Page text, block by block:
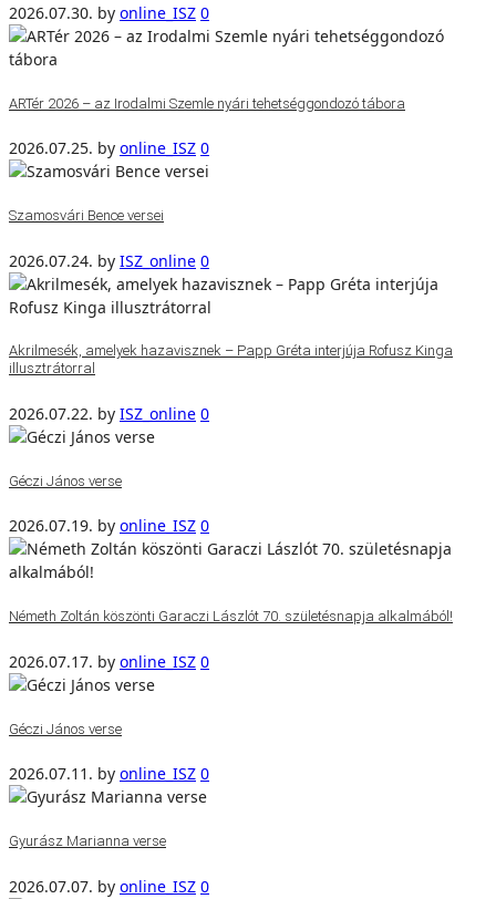
2026.07.30. by online_ISZ 0
ARTér 2026 – az Irodalmi Szemle nyári tehetséggondozó tábora
2026.07.25. by online_ISZ 0
Szamosvári Bence versei
2026.07.24. by ISZ_online 0
Akrilmesék, amelyek hazavisznek – Papp Gréta interjúja Rofusz Kinga
illusztrátorral
2026.07.22. by ISZ_online 0
Géczi János verse
2026.07.19. by online_ISZ 0
Németh Zoltán köszönti Garaczi Lászlót 70. születésnapja alkalmából!
2026.07.17. by online_ISZ 0
Géczi János verse
2026.07.11. by online_ISZ 0
Gyurász Marianna verse
2026.07.07. by online_ISZ 0